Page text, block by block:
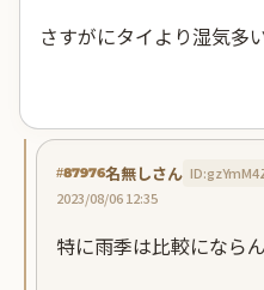
さすがにタイより湿気多
#87976名無しさん
2023/08/06 12:35
特に雨季は比較になら